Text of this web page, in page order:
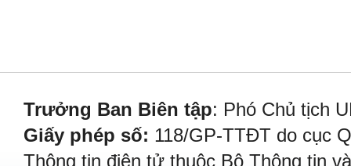
Trưởng Ban Biên tập: Phó Chủ tịch
Giấy phép số: 118/GP-TTĐT do cục
Thông tin điện tử thuộc Bộ Thông tin